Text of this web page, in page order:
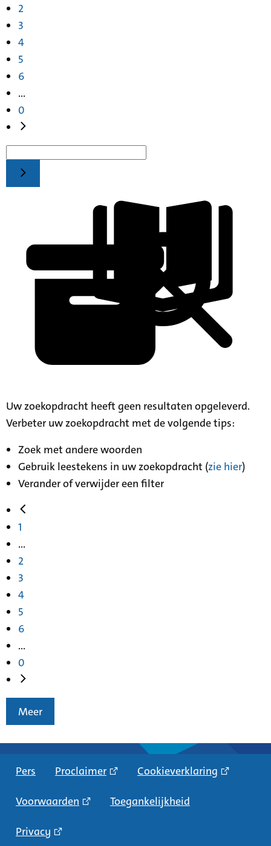
2
3
4
5
6
...
0
Uw zoekopdracht heeft geen resultaten opgeleverd.
Verbeter uw zoekopdracht met de volgende tips:
Zoek met andere woorden
Gebruik leestekens in uw zoekopdracht (zie hier)
Verander of verwijder een filter
1
...
2
3
4
5
6
...
0
Meer
Pers Proclaimer Cookieverklaring
Voorwaarden Toegankelijkheid
Privacy